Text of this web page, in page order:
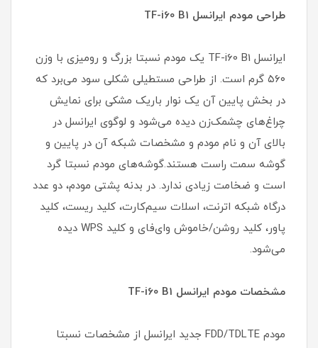
طراحی مودم ایرانسل TF-i60 B1
ایرانسل TF-i60 B1 یک مودم نسبتا بزرگ و رومیزی با وزن
۵۶۰ گرم است. از طراحی مستطیلی شکلی سود می‌برد که
در بخش پایین آن یک نوار باریک مشکی برای نمایش
چراغ‌های چشمک‌زن دیده می‌شود و لوگوی ایرانسل در
بالای آن و نام مودم و مشخصات شبکه آن در پایین و
گوشه سمت راست هستند.گوشه‌های مودم نسبتا گرد
است و ضخامت زیادی ندارد. در بدنه پشتی مودم، دو عدد
درگاه شبکه اترنت، اسلات سیم‌کارت، کلید ریست، کلید
پاور، کلید روشن/خاموش وای‌فای و کلید WPS دیده
می‌شود.
مشخصات مودم ایرانسل TF-i60 B1
مودم FDD/TDLTE جدید ایرانسل از مشخصات نسبتا